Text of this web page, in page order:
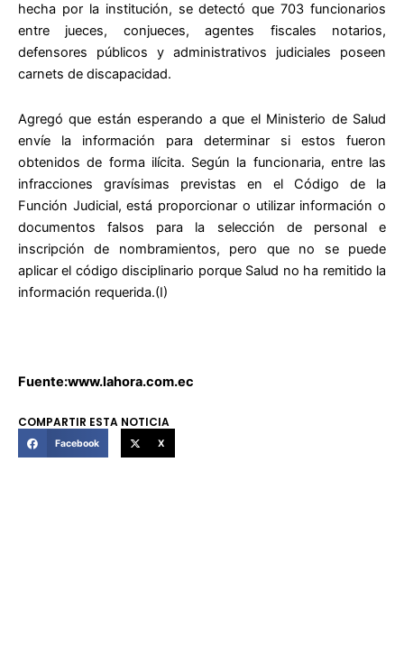
hecha por la institución, se detectó que 703 funcionarios
entre jueces, conjueces, agentes fiscales notarios,
defensores públicos y administrativos judiciales poseen
carnets de discapacidad.
Agregó que están esperando a que el Ministerio de Salud
envíe la información para determinar si estos fueron
obtenidos de forma ilícita. Según la funcionaria, entre las
infracciones gravísimas previstas en el Código de la
Función Judicial, está proporcionar o utilizar información o
documentos falsos para la selección de personal e
inscripción de nombramientos, pero que no se puede
aplicar el código disciplinario porque Salud no ha remitido la
información requerida.(I)
Fuente:www.lahora.com.ec
COMPARTIR ESTA NOTICIA
Facebook X